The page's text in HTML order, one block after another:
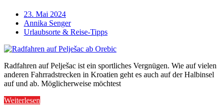
23. Mai 2024
Annika Senger
Urlaubsorte & Reise-Tipps
Radfahren auf Pelješac ist ein sportliches Vergnügen. Wie auf vielen
anderen Fahrradstrecken in Kroatien geht es auch auf der Halbinsel
auf und ab. Möglicherweise möchtest
Weiterlesen